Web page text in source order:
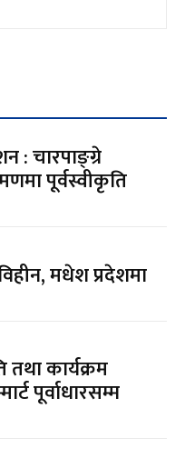
: चारपाङ्ग्रे
पूर्वस्वीकृति
मधेश प्रदेशमा
तथा कार्यक्रम
पूर्वाधारसम्म